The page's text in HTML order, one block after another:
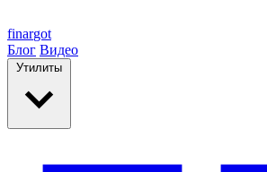
finargot
Блог Видео
Утилиты